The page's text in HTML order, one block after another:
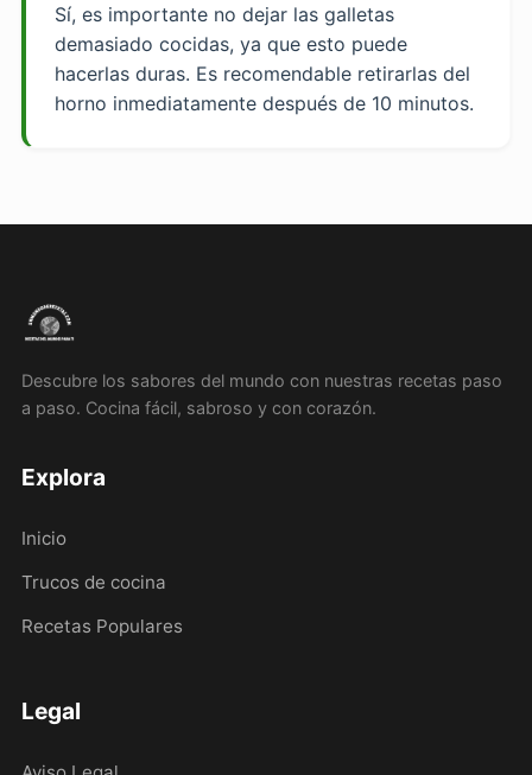
Sí, es importante no dejar las galletas
demasiado cocidas, ya que esto puede
hacerlas duras. Es recomendable retirarlas del
horno inmediatamente después de 10 minutos.
Descubre los sabores del mundo con nuestras recetas paso
a paso. Cocina fácil, sabroso y con corazón.
Explora
Inicio
Trucos de cocina
Recetas Populares
Legal